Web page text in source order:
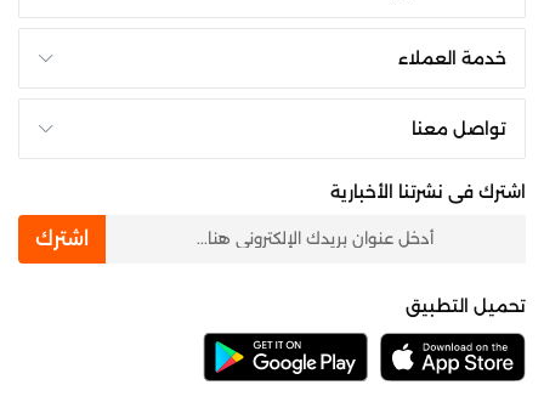
خدمة العملاء
تواصل معنا
اشترك فى نشرتنا الأخبارية
اشترك
تحميل التطبيق